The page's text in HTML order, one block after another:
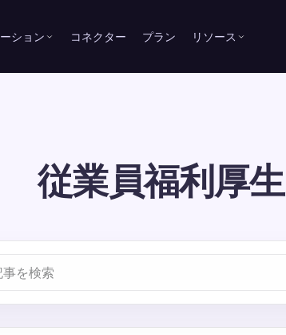
ション コネクター プラン リソース
従業員福利厚生